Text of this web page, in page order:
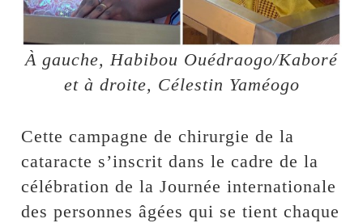
À gauche, Habibou Ouédraogo/Kaboré
et à droite, Célestin Yaméogo
Cette campagne de chirurgie de la
cataracte s’inscrit dans le cadre de la
célébration de la Journée internationale
des personnes âgées qui se tient chaque